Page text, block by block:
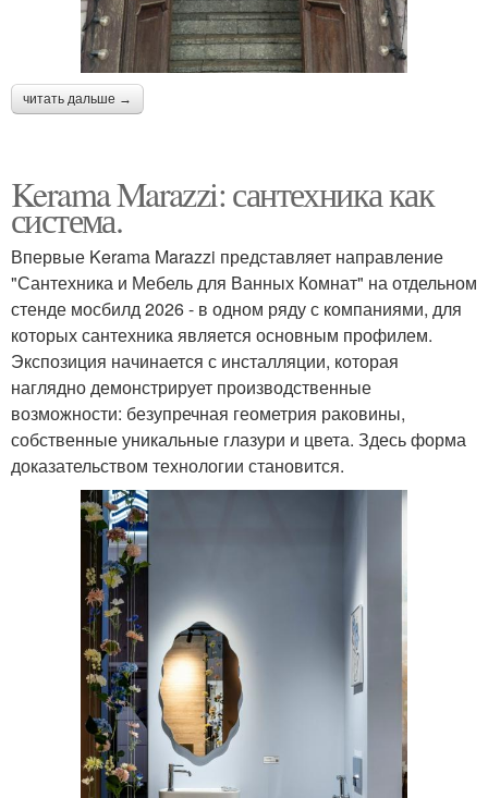
читать дальше →
Kerama Marazzi: сантехника как
система.
Впервые Kerama Marazzi представляет направление
"Сантехника и Мебель для Ванных Комнат" на отдельном
стенде мосбилд 2026 - в одном ряду с компаниями, для
которых сантехника является основным профилем.
Экспозиция начинается с инсталляции, которая
наглядно демонстрирует производственные
возможности: безупречная геометрия раковины,
собственные уникальные глазури и цвета. Здесь форма
доказательством технологии становится.